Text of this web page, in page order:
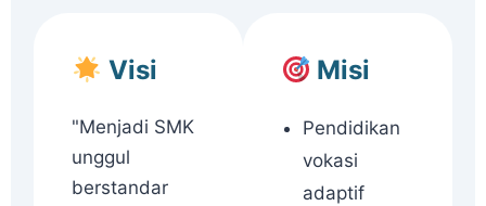
Visi
"Menjadi SMK
unggul
berstandar
Misi
Pendidikan
vokasi
adaptif